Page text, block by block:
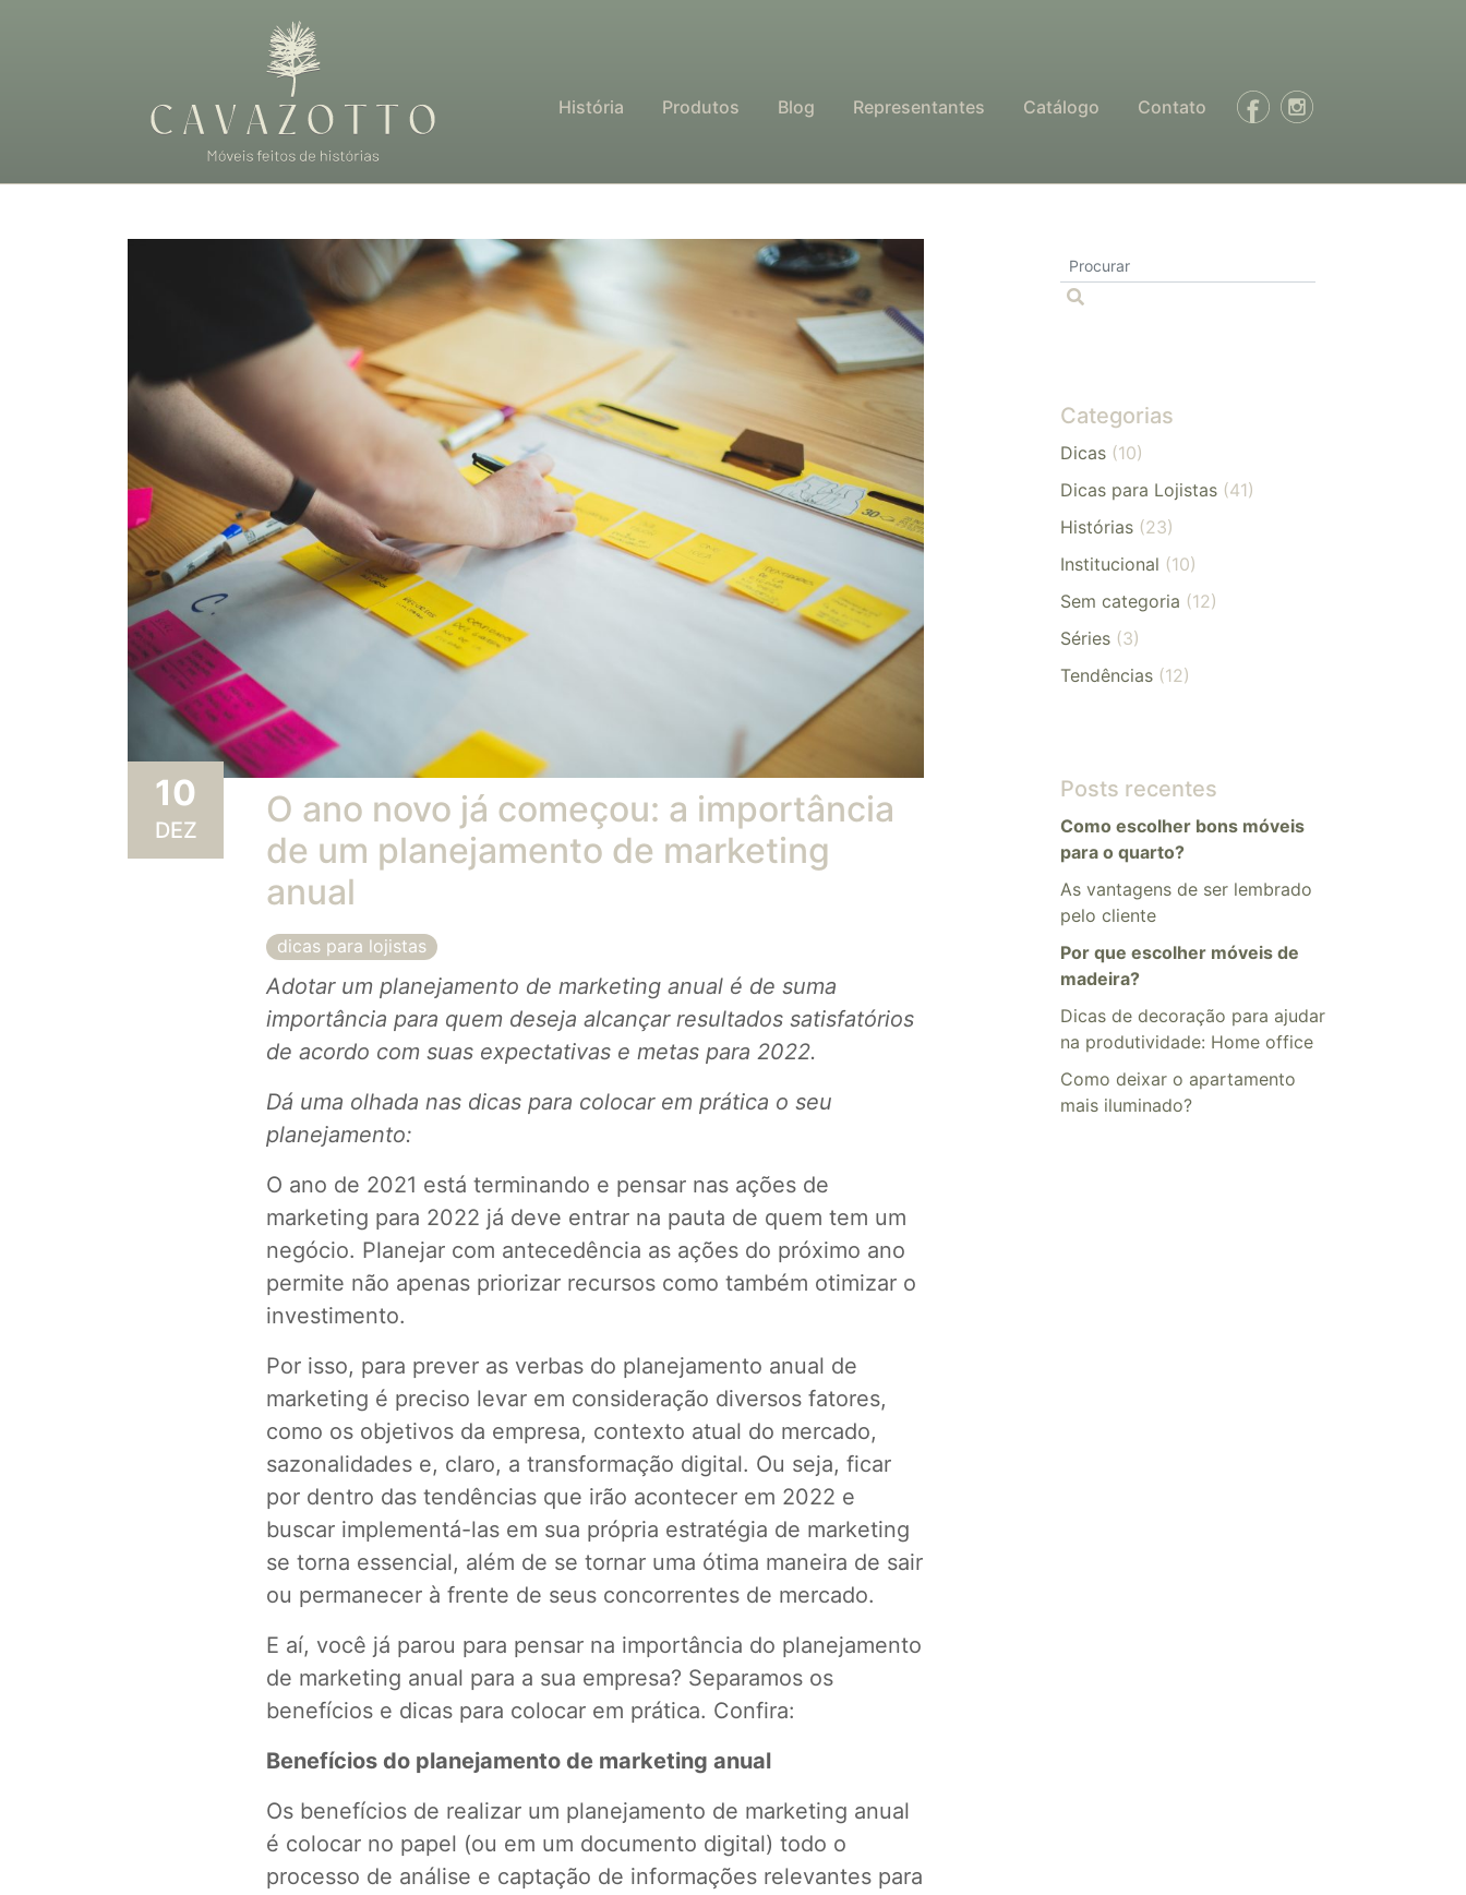
História Produtos Blog Representantes Catálogo Contato
10
DEZ
O ano novo já começou: a importância
de um planejamento de marketing
anual
dicas para lojistas
Adotar um planejamento de marketing anual é de suma
importância para quem deseja alcançar resultados satisfatórios
de acordo com suas expectativas e metas para 2022.
Dá uma olhada nas dicas para colocar em prática o seu
planejamento:
O ano de 2021 está terminando e pensar nas ações de
marketing para 2022 já deve entrar na pauta de quem tem um
negócio. Planejar com antecedência as ações do próximo ano
permite não apenas priorizar recursos como também otimizar o
investimento.
Por isso, para prever as verbas do planejamento anual de
marketing é preciso levar em consideração diversos fatores,
como os objetivos da empresa, contexto atual do mercado,
sazonalidades e, claro, a transformação digital. Ou seja, ficar
por dentro das tendências que irão acontecer em 2022 e
buscar implementá-las em sua própria estratégia de marketing
se torna essencial, além de se tornar uma ótima maneira de sair
ou permanecer à frente de seus concorrentes de mercado.
E aí, você já parou para pensar na importância do planejamento
de marketing anual para a sua empresa? Separamos os
benefícios e dicas para colocar em prática. Confira:
Benefícios do planejamento de marketing anual
Os benefícios de realizar um planejamento de marketing anual
é colocar no papel (ou em um documento digital) todo o
processo de análise e captação de informações relevantes para
Categorias
Dicas (10)
Dicas para Lojistas (41)
Histórias (23)
Institucional (10)
Sem categoria (12)
Séries (3)
Tendências (12)
Posts recentes
Como escolher bons móveis
para o quarto?
As vantagens de ser lembrado
pelo cliente
Por que escolher móveis de
madeira?
Dicas de decoração para ajudar
na produtividade: Home office
​​Como deixar o apartamento
mais iluminado?